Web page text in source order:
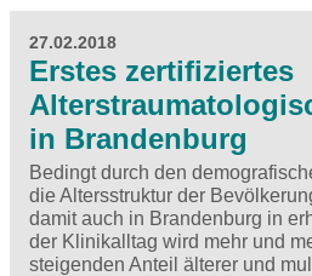
27.02.2018
Erstes zertifiziertes
in Brandenburg
Bedingt durch den
die Altersstruktur der
damit auch in Brandenburg in
der Klinikalltag wird mehr und
steigenden Anteil älterer und